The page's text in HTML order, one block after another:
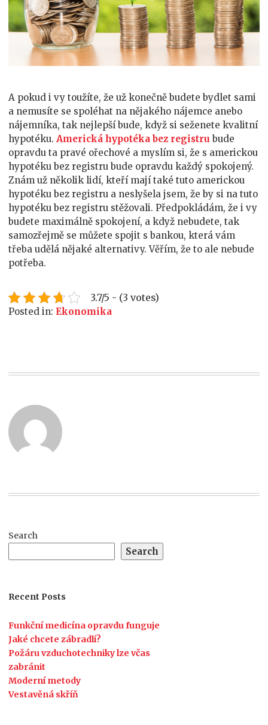
A pokud i vy toužíte, že už konečně budete bydlet sami
a nemusíte se spoléhat na nějakého nájemce anebo
nájemníka, tak nejlepší bude, když si seženete kvalitní
hypotéku. Americká hypotéka bez registru bude
opravdu ta pravé ořechové a myslím si, že s americkou
hypotéku bez registru bude opravdu každý spokojený.
Znám už několik lidí, kteří mají také tuto americkou
hypotéku bez registru a neslyšela jsem, že by si na tuto
hypotéku bez registru stěžovali. Předpokládám, že i vy
budete maximálně spokojení, a když nebudete, tak
samozřejmě se můžete spojit s bankou, která vám
třeba udělá nějaké alternativy. Věřím, že to ale nebude
potřeba.
3.7/5 - (3 votes)
Posted in: Ekonomika
Search
Search
Recent Posts
Funkční medicína opravdu funguje
Jaké chcete zábradlí?
Požáru vzduchotechniky lze včas
zabránit
Moderní metody
Vestavěná skříň